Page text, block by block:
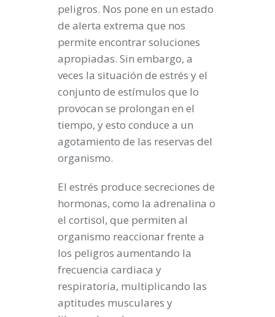
peligros. Nos pone en un estado
de alerta extrema que nos
permite encontrar soluciones
apropiadas. Sin embargo, a
veces la situación de estrés y el
conjunto de estímulos que lo
provocan se prolongan en el
tiempo, y esto conduce a un
agotamiento de las reservas del
organismo.
El estrés produce secreciones de
hormonas, como la adrenalina o
el cortisol, que permiten al
organismo reaccionar frente a
los peligros aumentando la
frecuencia cardiaca y
respiratoria, multiplicando las
aptitudes musculares y